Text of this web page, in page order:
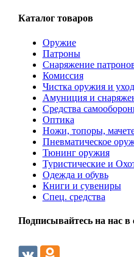
Каталог товаров
Оружие
Патроны
Снаряжение
Комиссия
Чистка оружия и
Амуниция и
Средства
Оптика
Ножи, топоры,
Пневматическое
Тюнинг оружия
Туристические и
Одежда и обувь
Книги и сувениры
Спец. средства
Подписывайтесь на нас в